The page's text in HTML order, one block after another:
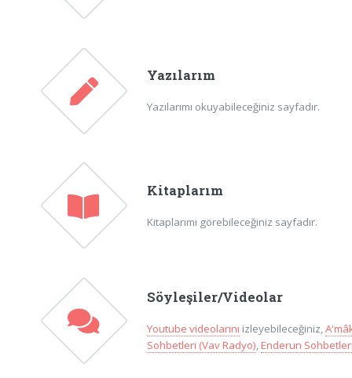
Yazılarım
Yazılarımı okuyabileceğiniz sayfadır.
Kitaplarım
Kitaplarımı görebileceğiniz sayfadır.
Söyleşiler/Videolar
Youtube videolarını izleyebileceğiniz,
Sohbetleri (Vav Radyo),Enderun